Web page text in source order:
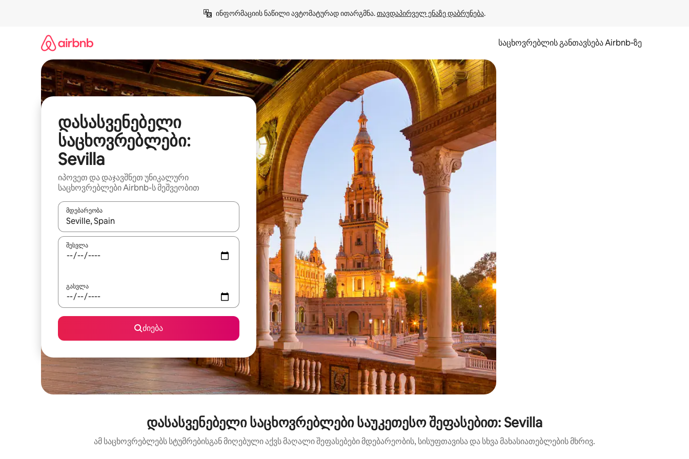
ინფორმაციის ნაწილი ავტომატურად ითარგმნა. თავდაპირველ ენაზე დაბრუნება.
საცხოვრებლის განთავსება Airbnb‑ზე
დასასვენებელი
საცხოვრებლები:
Sevilla
იპოვეთ და დაჯავშნეთ უნიკალური
საცხოვრებლები Airbnb-ს მეშვეობით
მდებარეობა
როცა შედეგები ხელმისაწვდომი გახდება, ნავიგაციისთვის გამოიყენეთ კლავიშები ზემოთ/ქვემოთ მიმართული ისრებით ან შეხებისა თუ თითის გასმის ჟესტები.
შესვლა
გასვლა
ძიება
დასასვენებელი საცხოვრებლები საუკეთესო შეფასებით: Sevilla
ამ საცხოვრებლებს სტუმრებისგან მიღებული აქვს მაღალი შეფასებები მდებარეობის, სისუფთავისა და სხვა მახასიათებლების მხრივ.